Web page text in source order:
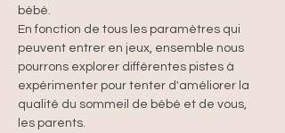
bébé.
En fonction de tous les paramètres qui
peuvent entrer en jeux, ensemble nous
pourrons explorer différentes pistes à
expérimenter pour tenter d'améliorer la
qualité du sommeil de bébé et de vous,
les parents.